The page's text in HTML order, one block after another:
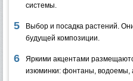
системы.
Выбор и посадка растений.
будущей композиции.
Яркими акцентами
изюминки: фонтаны, водоемы,